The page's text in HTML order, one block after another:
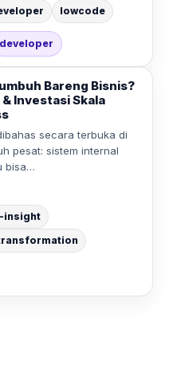
lowcode
developer
Bareng Bisnis?
Investasi Skala
secara terbuka di
pesat: sistem internal
bisa…
insight